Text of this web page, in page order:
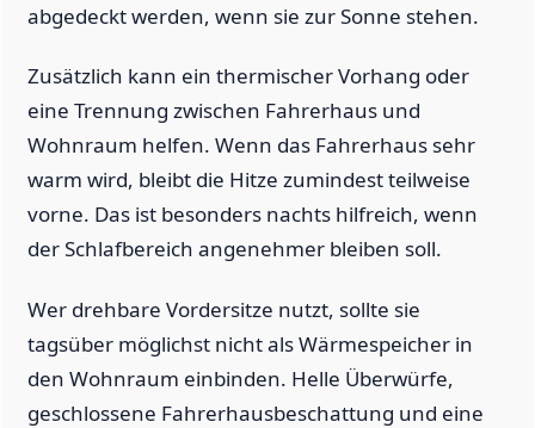
abgedeckt werden, wenn sie zur Sonne stehen.
Zusätzlich kann ein thermischer Vorhang oder
eine Trennung zwischen Fahrerhaus und
Wohnraum helfen. Wenn das Fahrerhaus sehr
warm wird, bleibt die Hitze zumindest teilweise
vorne. Das ist besonders nachts hilfreich, wenn
der Schlafbereich angenehmer bleiben soll.
Wer drehbare Vordersitze nutzt, sollte sie
tagsüber möglichst nicht als Wärmespeicher in
den Wohnraum einbinden. Helle Überwürfe,
geschlossene Fahrerhausbeschattung und eine